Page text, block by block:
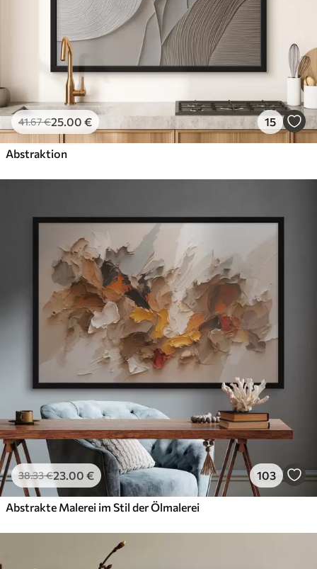
41.67€25.00 € 15
Abstraktion
38.33€23.00 € 103
Abstrakte Malerei im Stil der Ölmalerei